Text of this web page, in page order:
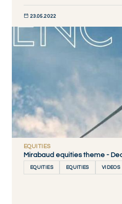
23.05.2022
DÉCOUVRIR MAINTENANT
EQUITIES
Mirabaud equities theme -
EQUITIES EQUITIES VIDEOS